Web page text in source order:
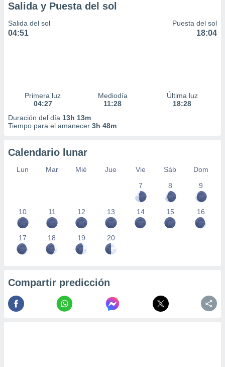
Salida y Puesta del sol
Salida del sol
04:51
Puesta del sol
18:04
Primera luz
04:27
Mediodía
11:28
Última luz
18:28
Duración del día 13h 13m
Tiempo para el amanecer 3h 48m
Calendario lunar
Lun Mar Mié Jue Vie Sáb
Dom
7
8 9
10 11 12 13 14 15 16
17 18 19 20
Compartir predicción